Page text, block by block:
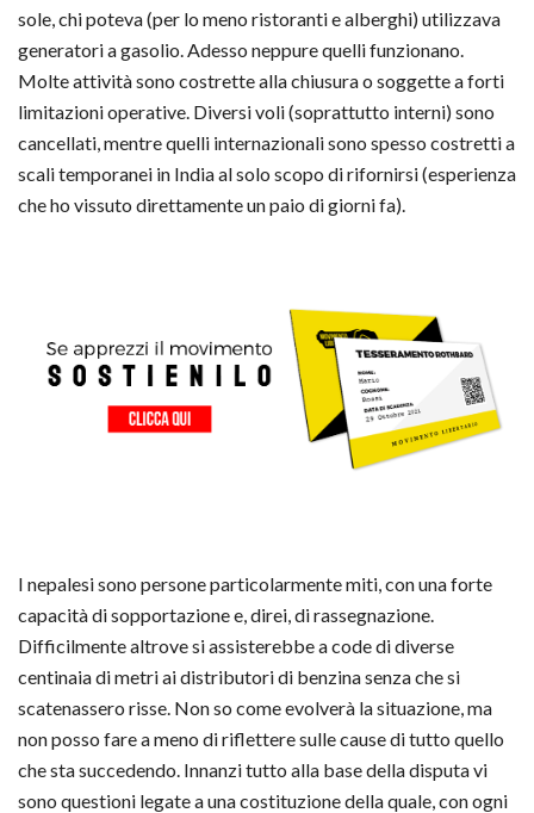
sole, chi poteva (per lo meno ristoranti e alberghi) utilizzava
generatori a gasolio. Adesso neppure quelli funzionano.
Molte attività sono costrette alla chiusura o soggette a forti
limitazioni operative. Diversi voli (soprattutto interni) sono
cancellati, mentre quelli internazionali sono spesso costretti a
scali temporanei in India al solo scopo di rifornirsi (esperienza
che ho vissuto direttamente un paio di giorni fa).
I nepalesi sono persone particolarmente miti, con una forte
capacità di sopportazione e, direi, di rassegnazione.
Difficilmente altrove si assisterebbe a code di diverse
centinaia di metri ai distributori di benzina senza che si
scatenassero risse. Non so come evolverà la situazione, ma
non posso fare a meno di riflettere sulle cause di tutto quello
che sta succedendo. Innanzi tutto alla base della disputa vi
sono questioni legate a una costituzione della quale, con ogni